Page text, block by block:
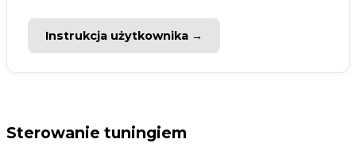
Instrukcja użytkownika →
Sterowanie tuningiem